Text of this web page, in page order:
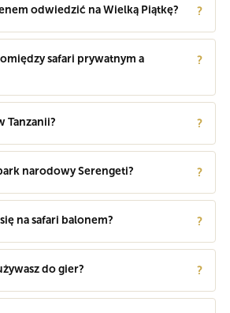
odwiedzić na Wielką Piątkę? ?
safari prywatnym a
?
Tanzanii? ?
narodowy Serengeti? ?
na safari balonem? ?
do gier? ?